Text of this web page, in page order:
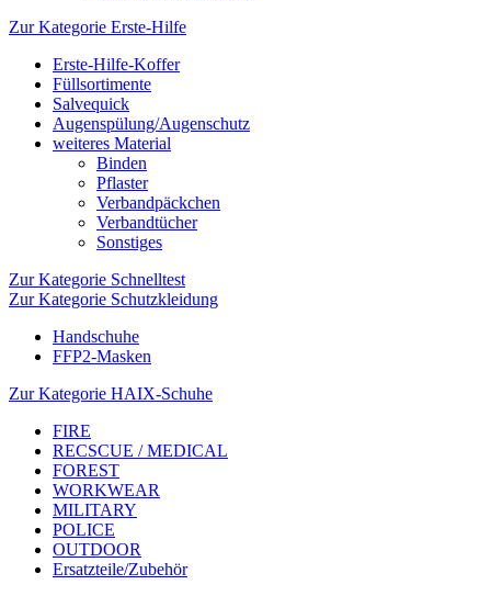
Zur Kategorie Erste-Hilfe
Erste-Hilfe-Koffer
Füllsortimente
Salvequick
Augenspülung/Augenschutz
weiteres Material
Binden
Pflaster
Verbandpäckchen
Verbandtücher
Sonstiges
Zur Kategorie Schnelltest
Zur Kategorie Schutzkleidung
Handschuhe
FFP2-Masken
Zur Kategorie HAIX-Schuhe
FIRE
RECSCUE / MEDICAL
FOREST
WORKWEAR
MILITARY
POLICE
OUTDOOR
Ersatzteile/Zubehör